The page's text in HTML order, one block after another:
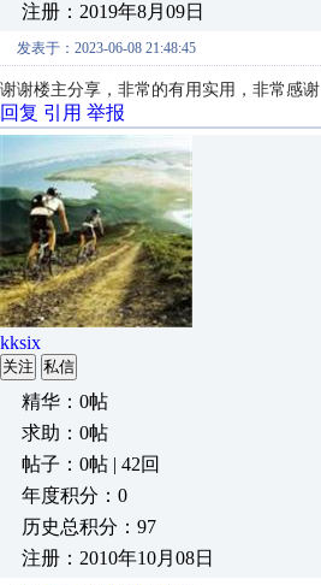
注册：2019年8月09日
发表于：2023-06-08 21:48:45
谢谢楼主分享，非常的有用实用，非常感谢
回复 引用 举报
kksix
关注 私信
精华：0帖
求助：0帖
帖子：0帖 | 42回
年度积分：0
历史总积分：97
注册：2010年10月08日